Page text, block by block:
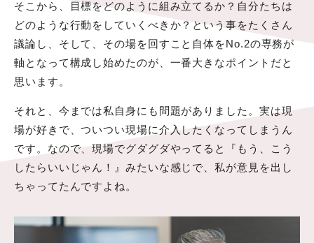
そこから、目標をどのように組み立てるか？自分たちは
どのような行動をしていくべきか？という事をたくさん
議論し、そして、その場を回すこと自体をNo.2の専務が
軸となって構成し始めたのが、一番大きなポイントだと
思います。
それと、今までは私自身にも問題がありました。実は現
場が好きで、ついつい現場に介入したくなってしまうん
です。なので、現場でグダグダやってると『もう、こう
したらいいじゃん！』みたいな感じで、私が意見を出し
ちゃってたんですよね。